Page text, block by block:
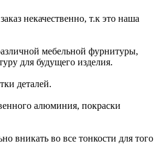
некачественно, т.к это наша
мебельной фурнитуры,
для будущего изделия.
деталей.
алюминия, покраски
вникать во все тонкости для того